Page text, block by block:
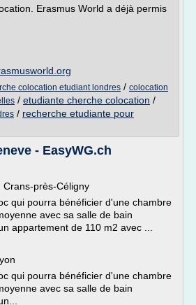
Erasmus World a déjà permis
colocation etudiant londres / colocation
/ etudiante cherche colocation /
/ recherche etudiante pour
- EasyWG.ch
Crans-près-Céligny
qui pourra bénéficier d'une chambre
avec sa salle de bain
appartement de 110 m2 avec ...
qui pourra bénéficier d'une chambre
avec sa salle de bain